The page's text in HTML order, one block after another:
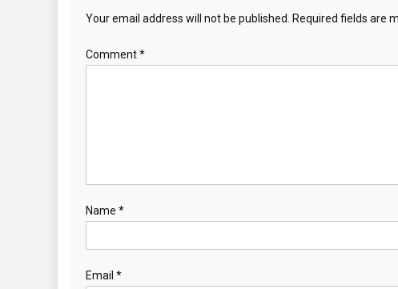
Your email address will not be published. Required fields are
Comment*
Name *
Email *